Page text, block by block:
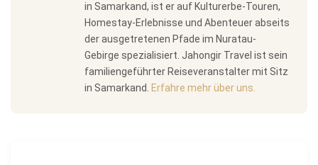
in Samarkand, ist er auf Kulturerbe-Touren,
Homestay-Erlebnisse und Abenteuer abseits
der ausgetretenen Pfade im Nuratau-
Gebirge spezialisiert. Jahongir Travel ist sein
familiengeführter Reiseveranstalter mit Sitz
in Samarkand.
Erfahre mehr über uns.